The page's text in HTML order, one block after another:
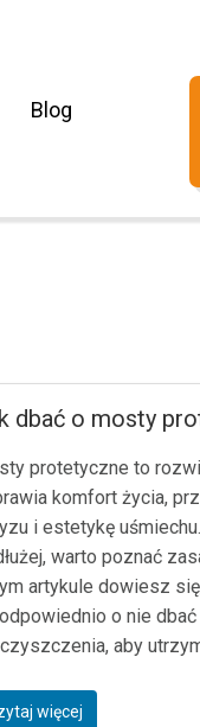
Blog
dbać o mosty
protetyczne to
komfort życia,
i estetykę
warto poznać
artykule dowiesz
o nie
aby
więcej